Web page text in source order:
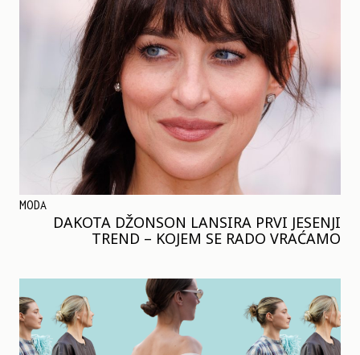
MODA
DAKOTA DŽONSON LANSIRA PRVI JESENJI
TREND – KOJEM SE RADO VRAĆAMO